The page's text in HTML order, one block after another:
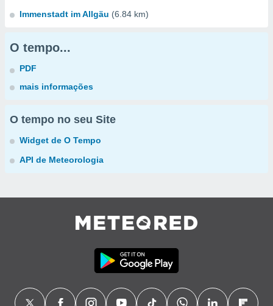
Immenstadt im Allgäu (6.84 km)
O tempo...
PDF
mais informações
O tempo no seu Site
Widget de O Tempo
API de Meteorologia